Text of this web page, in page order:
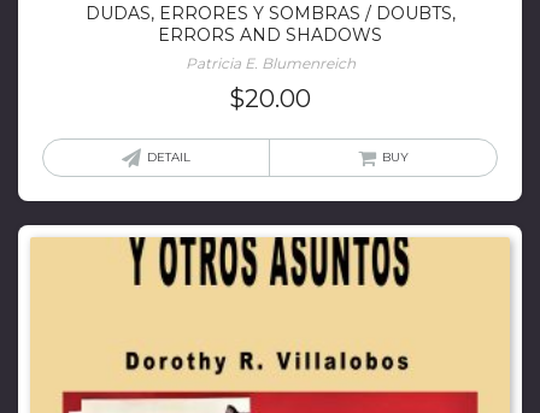
DUDAS, ERRORES Y SOMBRAS / DOUBTS,
ERRORS AND SHADOWS
Patricia E. Blumenreich
$20.00
DETAIL BUY